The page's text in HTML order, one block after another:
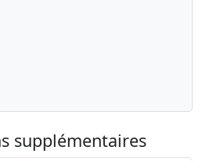
supplémentaires